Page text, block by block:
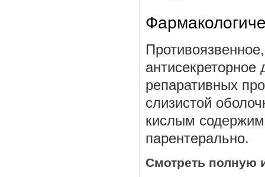
антисекреторное
репаративных
слизистой
кислым
парентерально.
Смотреть полную